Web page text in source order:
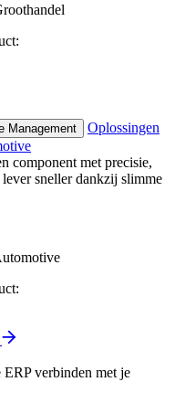
Management
Oplossingen
component met precisie,
sneller dankzij slimme
verbinden met je